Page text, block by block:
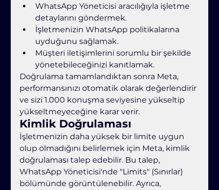
WhatsApp Yöneticisi aracılığıyla işletme
detaylarını göndermek.
İşletmenizin WhatsApp politikalarına
uyduğunu sağlamak.
Müşteri iletişimlerini sorumlu bir şekilde
yönetebileceğinizi kanıtlamak.
Doğrulama tamamlandıktan sonra Meta,
performansınızı otomatik olarak değerlendirir
ve sizi 1.000 konuşma seviyesine yükseltip
yükseltmeyeceğine karar verir.
Kimlik Doğrulaması
İşletmenizin daha yüksek bir limite uygun
olup olmadığını belirlemek için Meta, kimlik
doğrulaması talep edebilir. Bu talep,
WhatsApp Yöneticisi'nde "Limits" (Sınırlar)
bölümünde görüntülenebilir. Ayrıca,